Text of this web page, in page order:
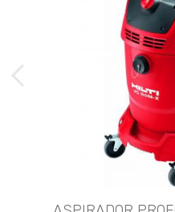
imágenes anteriores